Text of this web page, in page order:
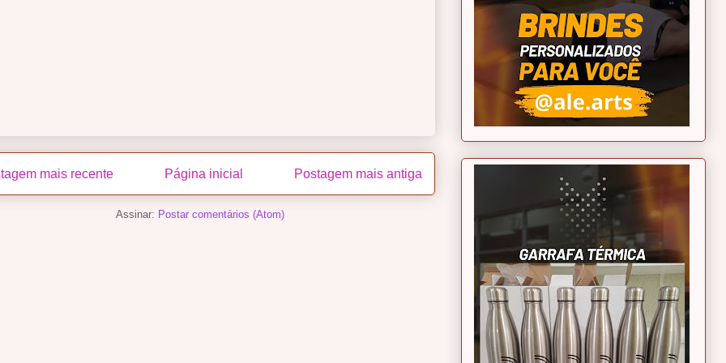
mais recente Postagem mais antiga
Página inicial
Assinar: Postar comentários (Atom)